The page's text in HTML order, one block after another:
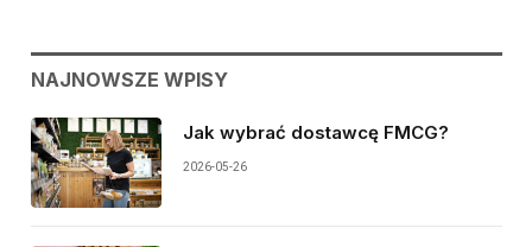
NAJNOWSZE WPISY
Jak wybrać dostawcę FMCG?
2026-05-26